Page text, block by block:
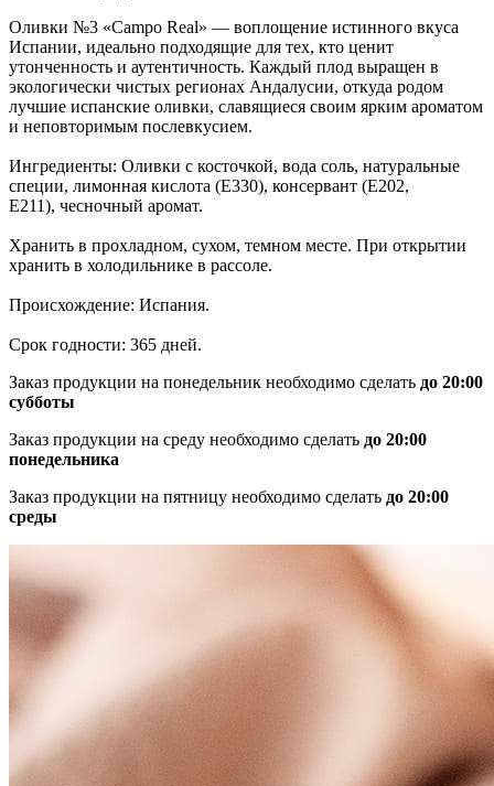
Оливки №3 «Campo Real» — воплощение истинного вкуса
Испании, идеально подходящие для тех, кто ценит
утонченность и аутентичность. Каждый плод выращен в
экологически чистых регионах Андалусии, откуда родом
лучшие испанские оливки, славящиеся своим ярким ароматом
и неповторимым послевкусием.
Ингредиенты: Оливки с косточкой, вода соль, натуральные
специи, лимонная кислота (Е330), консервант (E202,
E211), чесночный аромат.
Хранить в прохладном, сухом, темном месте. При открытии
хранить в холодильнике в рассоле.
Происхождение: Испания.
Срок годности: 365 дней.
Заказ продукции на понедельник необходимо сделать до 20:00
субботы
Заказ продукции на среду необходимо сделать до 20:00
понедельника
Заказ продукции на пятницу необходимо сделать до 20:00
среды